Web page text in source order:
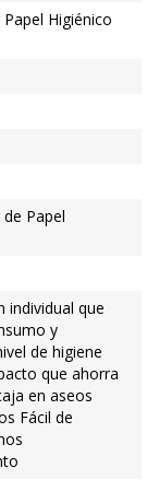
Higiénico
Papel
individual que
y
de higiene
que ahorra
en aseos
Fácil de